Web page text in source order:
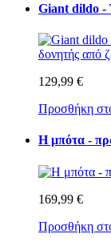
Giant dildo -
129,99 €
Προσθήκη
Η μπότα -
169,99 €
Προσθήκη